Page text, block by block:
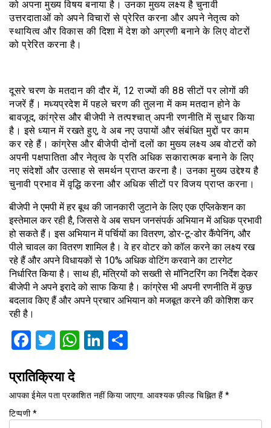
को अपना मुख्य विषय बनाया है। उनका मुख्य लक्ष्य है चुनावी
उत्तरदाताओं को अपने विचारों से प्रेरित करना और अपने नेतृत्व को
स्थायित्व और विकास की दिशा में देश को अग्रणी बनाने के लिए वोटरों
को प्रेरित करना है।
दूसरे चरण के मतदान की दौर में, 12 राज्यों की 88 सीटों पर लोगों की
नजरें हैं। मध्यप्रदेश में पहले चरण की तुलना में कम मतदान होने के
बावजूद, कांग्रेस और बीजेपी ने तत्पश्चात् अपनी रणनीति में सुधार किया
है। इसे ध्यान में रखते हुए, वे अब नए उपायों और संबंधित मुद्दों पर काम
कर रहे हैं। कांग्रेस और बीजेपी दोनों दलों का मुख्य लक्ष्य अब वोटरों को
अपनी पक्षपातिता और नेतृत्व के प्रति अधिक सकारात्मक बनाने के लिए
नए संदेशों और उत्साह से समर्थन प्राप्त करना है। उनका मुख्य उद्देश्य है
चुनावी प्रभाव में वृद्धि करना और अधिक सीटों पर विजय प्राप्त करना।
बीजेपी ने एमपी में हर बूथ की जानकारी जुटाने के लिए एक एप्लिकेशन का
इस्तेमाल कर रही है, जिससे वे अब सघन जनसंपर्क अभियान में अधिक प्रभावी
हो सकते हैं। इस अभियान में पर्चियों का वितरण, डोर-टू-डोर कैंपेनिंग, और
पीले चावल का वितरण शामिल है। वे हर वोटर को कॉल करने का लक्ष्य रख
रहे हैं और अपने विधायकों से 10% अधिक वोटिंग करवाने का टारगेट
निर्धारित किया है। साथ ही, मंत्रियों को सख्ती से मॉनिटरिंग का निर्देश देकर
बीजेपी ने अपने इरादे को साफ किया है। कांग्रेस भी अपनी रणनीति में कुछ
बदलाव किए हैं और अपने प्रचार अभियान को मजबूत करने की कोशिश कर
रही है।
Facebook
Twitter
WhatsApp
LinkedIn
प्रातिक्रिया दे
आपका ईमेल पता प्रकाशित नहीं किया जाएगा. आवश्यक फ़ील्ड चिह्नित हैं*
टिप्पणी*